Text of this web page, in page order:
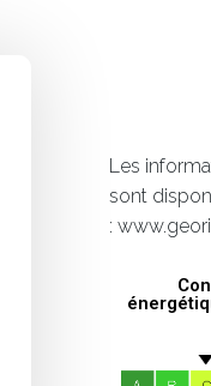
Les
sont
: